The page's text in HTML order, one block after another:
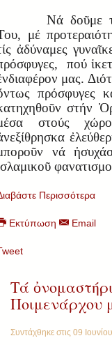
Νά δοῦμε
μέ
ἀδύναμες
πού
μας.
πρόσφυγες
στήν
στούς
νά
Περισσότερα
Εκτύπωση Email
Τά
Ποιμενάρχου
Συντάχθηκε στις 09